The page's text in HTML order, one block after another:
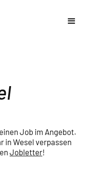
Job im Angebot.
in Wesel verpassen
Jobletter!